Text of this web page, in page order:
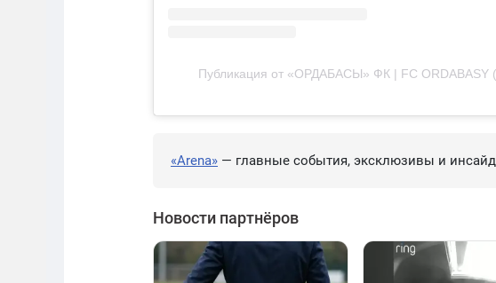
Публикация от «ОРДАБАСЫ» ФК | FC ORDABASY
«Arena» — главные события, эксклюзивы и